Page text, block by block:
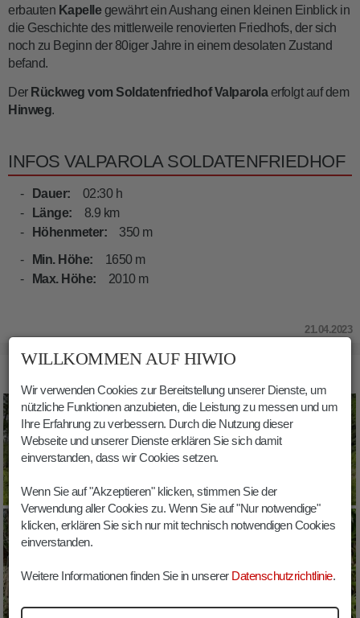
erbauten Kapellegewährt ein Aushang einen kleinen Einblick in
die Geschichte des mittlerweile renovierten Friedhofs, der sich
noch zu Beginn der 80iger Jahre in einem desolaten Zustand
befand.
Der Rückweg vom Soldatenfriedhof Valparolaerfolgt auf dem
Hinweg.
INFOS VALPAROLA SOLDATENFRIEDHOF
Dauer:
02:30 h
Länge:
8.9 km
Höhenmeter:
350 m
Min. Höhe:
1650 m
Max. Höhe:
2010 m
21.04.2023
WILLKOMMEN AUF HIWIO
Wir verwenden Cookies zur Bereitstellung unserer Dienste, um
nützliche Funktionen anzubieten, die Leistung zu messen und um
Ihre Erfahrung zu verbessern. Durch die Nutzung dieser
Webseite und unserer Dienste erklären Sie sich damit
einverstanden, dass wir Cookies setzen.
Wenn Sie auf "Akzeptieren" klicken, stimmen Sie der
Verwendung aller Cookies zu. Wenn Sie auf "Nur notwendige"
klicken, erklären Sie sich nur mit technisch notwendigen Cookies
einverstanden.
Weitere Informationen finden Sie in unserer Datenschutzrichtlinie.